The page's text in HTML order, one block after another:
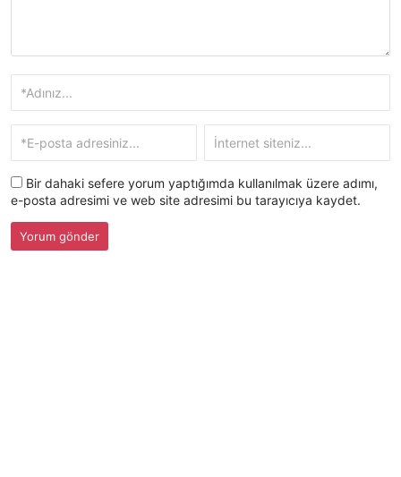
Bir dahaki sefere yorum yaptığımda kullanılmak üzere adımı,
e-posta adresimi ve web site adresimi bu tarayıcıya kaydet.